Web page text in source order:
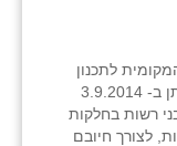
725/05 הועדה המקומית לתכנון
ובניה השומרון נ' עוזי ושפרה בלוך), אשר ניתן ב- 3.9.2014
רשות בחלקות
לצורך חיובם